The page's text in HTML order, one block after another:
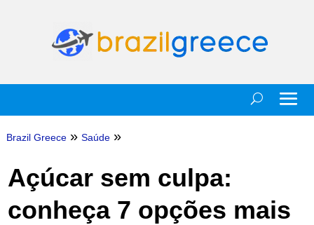
Brazil Greece » Saúde »
Açúcar sem culpa:
conheça 7 opções mais